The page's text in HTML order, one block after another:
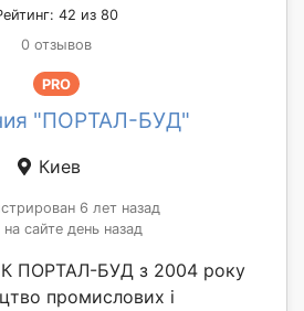
42 из 80
0 отзывов
PRO
"ПОРТАЛ-БУД"
Киев
6 лет назад
сайте день назад
ПОРТАЛ-БУД з 2004 року
промислових і